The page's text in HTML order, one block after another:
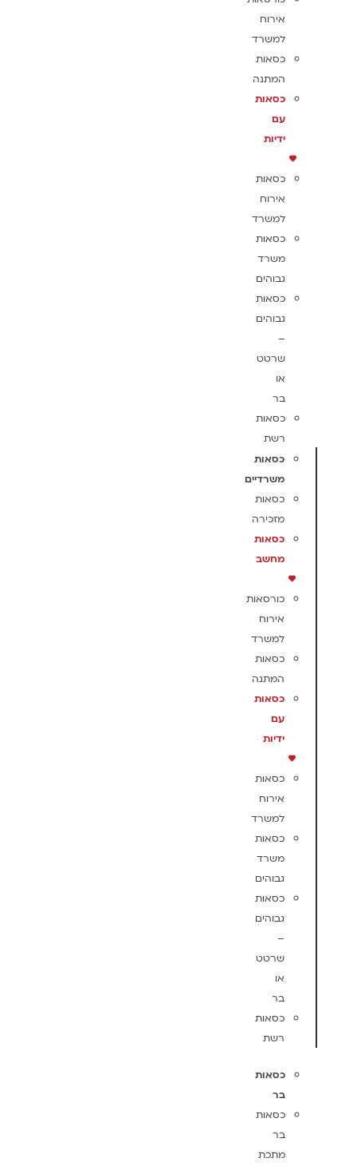
אירוח
למשרד
כסאות
המתנה
כסאות
עם
ידיות
כסאות
אירוח
למשרד
כסאות
משרד
גבוהים
כסאות
גבוהים
–
שרטט
או
בר
כסאות
רשת
כסאות
משרדיים
כסאות
מזכירה
כסאות
מחשב
כורסאות
אירוח
למשרד
כסאות
המתנה
כסאות
עם
ידיות
כסאות
אירוח
למשרד
כסאות
משרד
גבוהים
כסאות
גבוהים
–
שרטט
או
בר
כסאות
רשת
כסאות
בר
כסאות
בר
מתכת